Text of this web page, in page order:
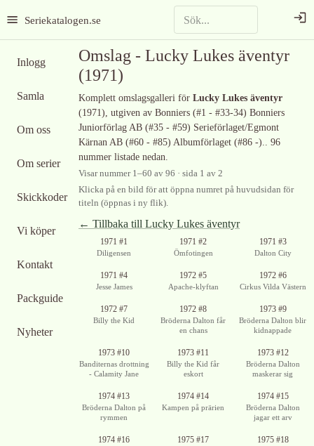
Seriekatalogen.se
Inlogg
Samla
Om oss
Om serier
Skickkoder
Vi köper
Kontakt
Packguide
Nyheter
Omslag - Lucky Lukes äventyr
(1971)
Komplett omslagsgalleri för Lucky Lukes äventyr
(1971), utgiven av Bonniers (#1 - #33-34) Bonniers
Juniorförlag AB (#35 - #59) Serieförlaget/Egmont
Kärnan AB (#60 - #85) Albumförlaget (#86 -).. 96
nummer listade nedan.
Visar nummer 1–60 av 96 · sida 1 av 2
Klicka på en bild för att öppna numret på huvudsidan för
titeln (öppnas i ny flik).
← Tillbaka till Lucky Lukes äventyr
1971 #1
Diligensen
Ingen bild
tillgänglig
1971 #2
Ömfotingen
1971 #3
Dalton City
1971 #4
Jesse James
1972 #5
Apache-klyftan
1972 #6
Cirkus Vilda Västern
1972 #7
Billy the Kid
1972 #8
Bröderna Dalton får
en chans
1973 #9
Bröderna Dalton blir
kidnappade
1973 #10
Banditernas drottning
- Calamity Jane
1973 #11
Billy the Kid får
eskort
1973 #12
Bröderna Dalton
maskerar sig
1974 #13
Bröderna Dalton på
rymmen
1974 #14
Kampen på prärien
1974 #15
Bröderna Dalton
jagar ett arv
1974 #16 1975 #17 1975 #18